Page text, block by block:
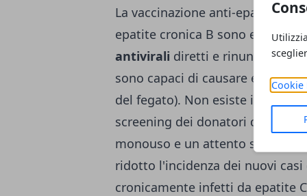
Cookie
La vaccinazione anti-epatite B
epatite cronica B sono
antivirali diretti e rinunciando al
sono capaci di causare epatite
del fegato). Non esiste invece
screening dei donatori di
monouso e un attento stile di
ridotto l'incidenza dei nuovi
cronicamente infetti da epatite